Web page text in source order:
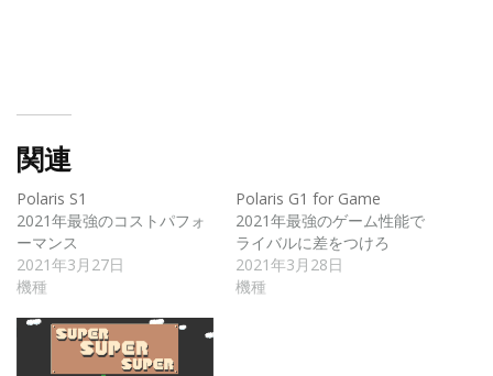
関連
Polaris S1
2021年最強のコストパフォ
ーマンス
2021年3月27日
機種
Polaris G1 for Game
2021年最強のゲーム性能で
ライバルに差をつけろ
2021年3月28日
機種